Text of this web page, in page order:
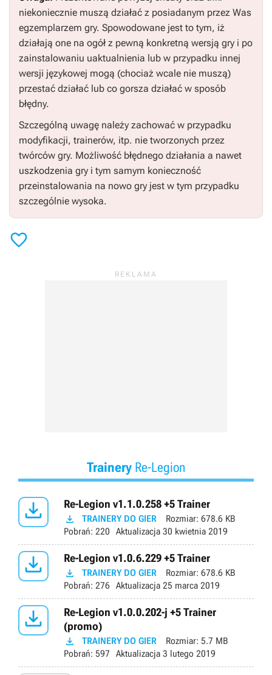
niekoniecznie muszą działać z posiadanym przez Was
egzemplarzem gry. Spowodowane jest to tym, iż
działają one na ogół z pewną konkretną wersją gry i po
zainstalowaniu uaktualnienia lub w przypadku innej
wersji językowej mogą (chociaż wcale nie muszą)
przestać działać lub co gorsza działać w sposób
błędny.
Szczególną uwagę należy zachować w przypadku
modyfikacji, trainerów, itp. nie tworzonych przez
twórców gry. Możliwość błędnego działania a nawet
uszkodzenia gry i tym samym konieczność
przeinstalowania na nowo gry jest w tym przypadku
szczególnie wysoka.

Trainery Re-Legion
 Re-Legion v1.1.0.258 +5 Trainer
 TRAINERY DO GIER Rozmiar: 678.6 KB
Pobrań: 220 Aktualizacja 30 kwietnia 2019
 Re-Legion v1.0.6.229 +5 Trainer
 TRAINERY DO GIER Rozmiar: 678.6 KB
Pobrań: 276 Aktualizacja 25 marca 2019

Re-Legion v1.0.0.202-j +5 Trainer
(promo)
 TRAINERY DO GIER Rozmiar: 5.7 MB
Pobrań: 597 Aktualizacja 3 lutego 2019